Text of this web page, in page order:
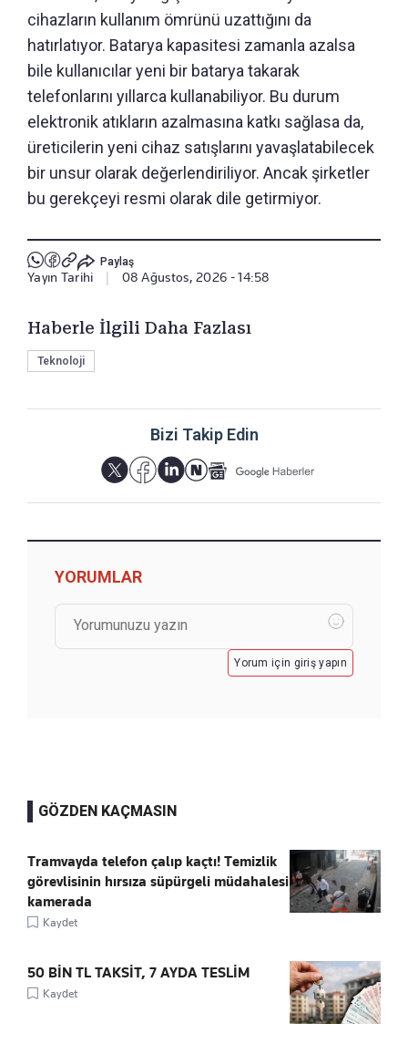
cihazların kullanım ömrünü uzattığını da
hatırlatıyor. Batarya kapasitesi zamanla azalsa
bile kullanıcılar yeni bir batarya takarak
telefonlarını yıllarca kullanabiliyor. Bu durum
elektronik atıkların azalmasına katkı sağlasa da,
üreticilerin yeni cihaz satışlarını yavaşlatabilecek
bir unsur olarak değerlendiriliyor. Ancak şirketler
bu gerekçeyi resmi olarak dile getirmiyor.
Paylaş
Yayın Tarihi 08 Ağustos, 2026 - 14:58
Haberle İlgili Daha Fazlası
Teknoloji
Bizi Takip Edin
YORUMLAR
Yorum için giriş yapın
GÖZDEN KAÇMASIN
Tramvayda telefon çalıp kaçtı! Temizlik
görevlisinin hırsıza süpürgeli müdahalesi
kamerada
Kaydet
50 BİN TL TAKSİT, 7 AYDA TESLİM
Kaydet